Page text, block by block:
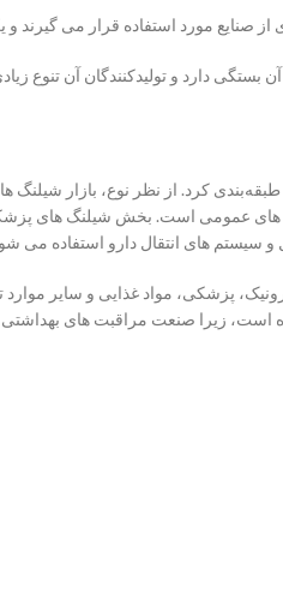
صنایع مورد استفاده قرار می گیرند و
دارد و تولیدکنندگان آن تنوع
کرد. از نظر نوع، بازار
عمومی است. بخش شیلنگ های
و سیستم های انتقال دارو استفاده می
پزشکی، مواد غذایی و سایر
است، زیرا صنعت مراقبت های